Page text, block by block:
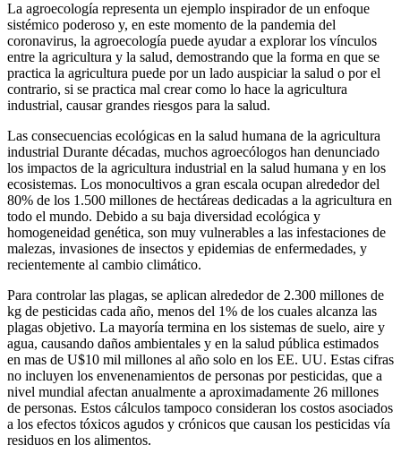
La agroecología representa un ejemplo inspirador de un enfoque
sistémico poderoso y, en este momento de la pandemia del
coronavirus, la agroecología puede ayudar a explorar los vínculos
entre la agricultura y la salud, demostrando que la forma en que se
practica la agricultura puede por un lado auspiciar la salud o por el
contrario, si se practica mal crear como lo hace la agricultura
industrial, causar grandes riesgos para la salud.
Las consecuencias ecológicas en la salud humana de la agricultura
industrial Durante décadas, muchos agroecólogos han denunciado
los impactos de la agricultura industrial en la salud humana y en los
ecosistemas. Los monocultivos a gran escala ocupan alrededor del
80% de los 1.500 millones de hectáreas dedicadas a la agricultura en
todo el mundo. Debido a su baja diversidad ecológica y
homogeneidad genética, son muy vulnerables a las infestaciones de
malezas, invasiones de insectos y epidemias de enfermedades, y
recientemente al cambio climático.
Para controlar las plagas, se aplican alrededor de 2.300 millones de
kg de pesticidas cada año, menos del 1% de los cuales alcanza las
plagas objetivo. La mayoría termina en los sistemas de suelo, aire y
agua, causando daños ambientales y en la salud pública estimados
en mas de U$10 mil millones al año solo en los EE. UU. Estas cifras
no incluyen los envenenamientos de personas por pesticidas, que a
nivel mundial afectan anualmente a aproximadamente 26 millones
de personas. Estos cálculos tampoco consideran los costos asociados
a los efectos tóxicos agudos y crónicos que causan los pesticidas vía
residuos en los alimentos.